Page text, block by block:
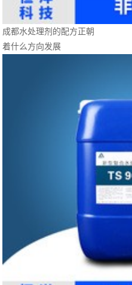
成都水处理剂的配方正朝
着什么方向发展